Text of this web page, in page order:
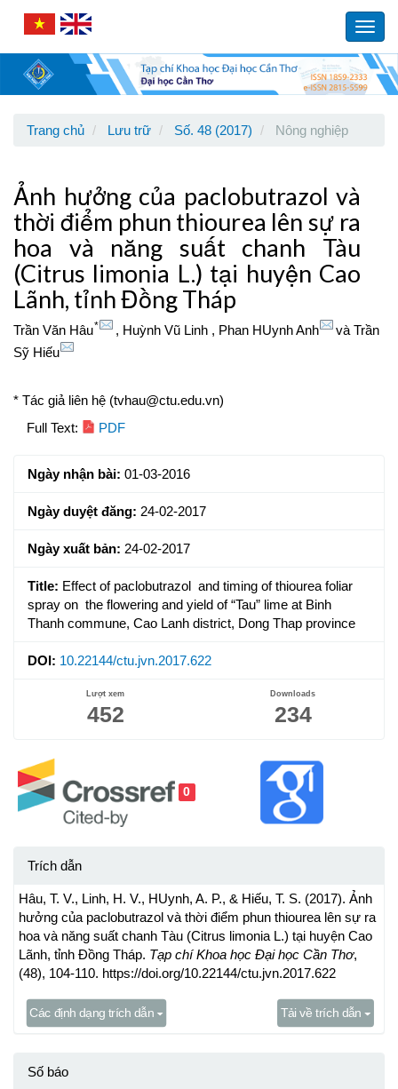
Navigation
Content
Sidebar
Trang chủ Lưu trữ Số. 48 (2017) Nông nghiệp
Ảnh hưởng của paclobutrazol và
thời điểm phun thiourea lên sự ra
hoa và năng suất chanh Tàu
(Citrus limonia L.) tại huyện Cao
Lãnh, tỉnh Đồng Tháp
Trần Văn Hâu* , Huỳnh Vũ Linh , Phan HUynh Anh và Trần
Sỹ Hiếu
* Tác giả liên hệ (tvhau@ctu.edu.vn)
Article
Full Text: PDF
Ngày nhận bài: 01-03-2016
Ngày duyệt đăng: 24-02-2017
Ngày xuất bản: 24-02-2017
Title: Effect of paclobutrazol and timing of thiourea foliar
spray on the flowering and yield of “Tau” lime at Binh
Thanh commune, Cao Lanh district, Dong Thap province
DOI: 10.22144/ctu.jvn.2017.622
Lượt xem
452
Downloads
234
0
Trích dẫn
Hâu, T. V., Linh, H. V., HUynh, A. P., & Hiếu, T. S. (2017). Ảnh
hưởng của paclobutrazol và thời điểm phun thiourea lên sự ra
hoa và năng suất chanh Tàu (Citrus limonia L.) tại huyện Cao
Lãnh, tỉnh Đồng Tháp. Tạp chí Khoa học Đại học Cần Thơ,
(48), 104-110. https://doi.org/10.22144/ctu.jvn.2017.622
Các định dạng trích dẫn Tải về trích dẫn
Số báo